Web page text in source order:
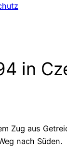
in
Zug aus
nach Süden.